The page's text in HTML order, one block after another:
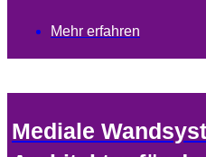
Mehr erfahren
Mediale